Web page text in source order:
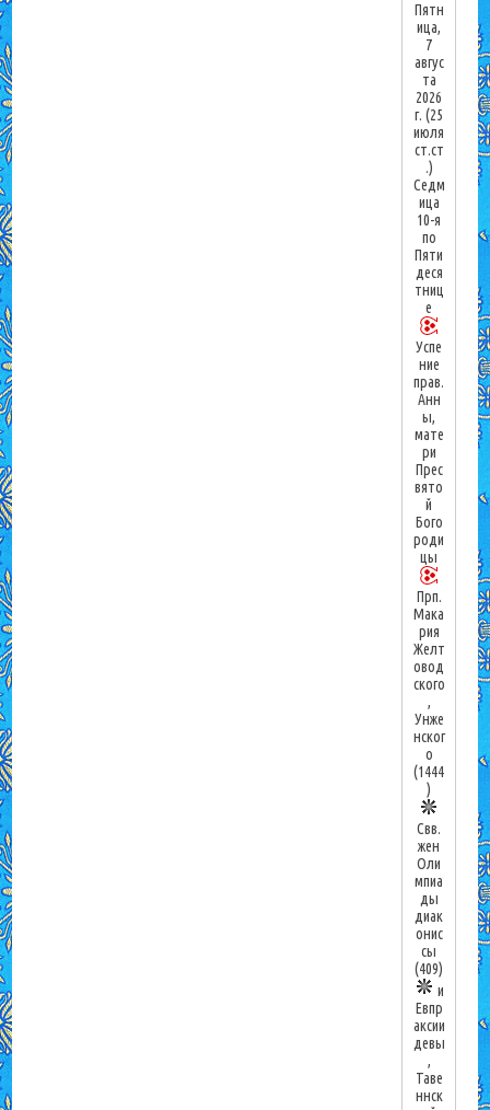
Пятн
ица,
7
авгус
та
2026
г.(25
июля
ст.ст
.)
Седм
ица
10-я
по
Пяти
деся
тниц
е
Успе
ние
прав.
Анн
ы,
мате
ри
Прес
вято
й
Бого
роди
цы
Прп.
Мака
рия
Желт
овод
ского
,
Унже
нског
о
(1444
)
Свв.
жен
Оли
мпиа
ды
диак
онис
сы
(409)
и
Евпр
аксии
девы
,
Таве
ннск